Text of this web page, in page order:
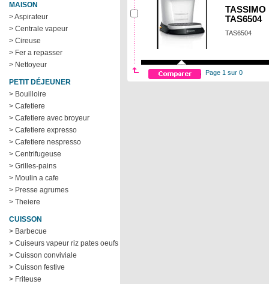
MAISON
> Aspirateur
> Centrale vapeur
> Cireuse
> Fer a repasser
> Nettoyeur
PETIT DÉJEUNER
> Bouilloire
> Cafetiere
> Cafetiere avec broyeur
> Cafetiere expresso
> Cafetiere nespresso
> Centrifugeuse
> Grilles-pains
> Moulin a cafe
> Presse agrumes
> Theiere
CUISSON
> Barbecue
> Cuiseurs vapeur riz pates oeufs
> Cuisson conviviale
> Cuisson festive
> Friteuse
TASSIMO
TAS6504
TAS6504
Page 1 sur 0